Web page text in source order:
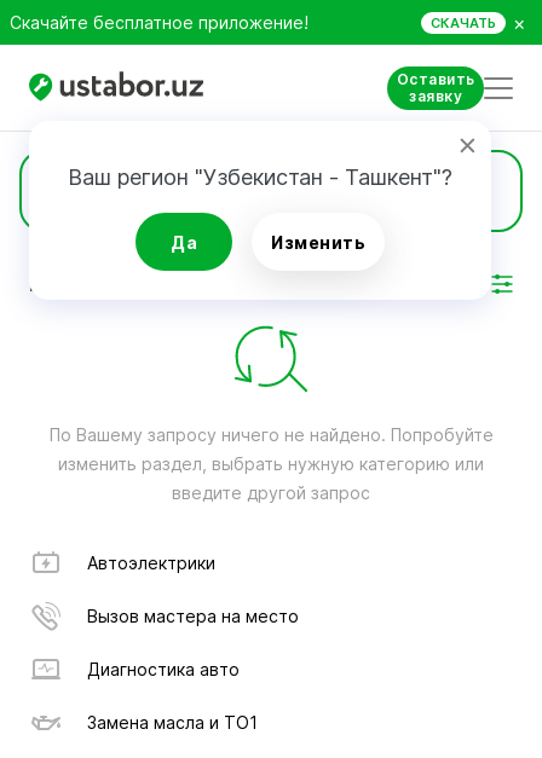
Скачайте бесплатное приложение! СКАЧАТЬ ×
Оставить
заявку
Ваш регион "Узбекистан - Ташкент"?
Да Изменить
Пошив чехлов
РЕЗУЛЬТАТ
По Вашему запросу ничего не найдено. Попробуйте
изменить раздел, выбрать нужную категорию или
введите другой запрос
Автоэлектрики
Вызов мастера на место
Диагностика авто
Замена масла и ТО1